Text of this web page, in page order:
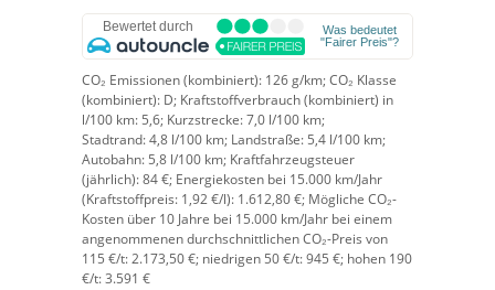
CO₂ Emissionen (kombiniert): 126 g/km;CO₂ Klasse
(kombiniert): D; Kraftstoffverbrauch (kombiniert) in
l/100 km: 5,6; Kurzstrecke:7,0 l/100 km;
Stadtrand:4,8 l/100 km; Landstraße: 5,4 l/100 km;
Autobahn: 5,8 l/100 km; Kraftfahrzeugsteuer
(jährlich):84 €; Energiekosten bei 15.000 km/Jahr
(Kraftstoffpreis: 1,92€/l): 1.612,80 €; Mögliche CO₂-
Kosten über 10 Jahre bei 15.000 km/Jahr bei einem
angenommenen durchschnittlichen CO₂-Preis von
115 €/t:2.173,50 €; niedrigen 50 €/t: 945 €; hohen 190
€/t: 3.591 €